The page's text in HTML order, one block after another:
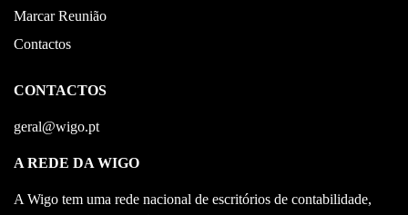
Marcar Reunião
Contactos
CONTACTOS
geral@wigo.pt
A REDE DA WIGO
A Wigo tem uma rede nacional de escritórios de contabilidade,